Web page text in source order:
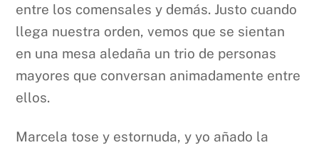
entre los comensales y demás. Justo cuando
llega nuestra orden, vemos que se sientan
en una mesa aledaña un trio de personas
mayores que conversan animadamente entre
ellos.
Marcela tose y estornuda, y yo añado la